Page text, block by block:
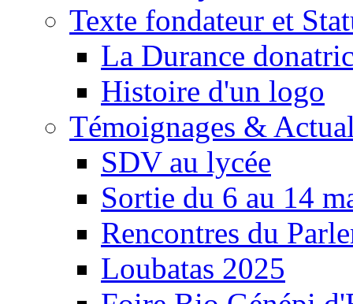
Texte fondateur et
La Durance
Histoire d'un logo
Témoignages &
SDV au lycée
Sortie du 6 au 14
Rencontres du
Loubatas 2025